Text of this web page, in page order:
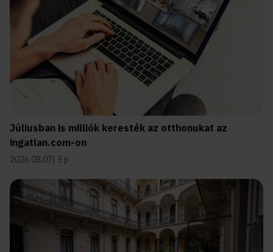
Júliusban is milliók keresték az otthonukat az
ingatlan.com-on
2026.08.07 3 p